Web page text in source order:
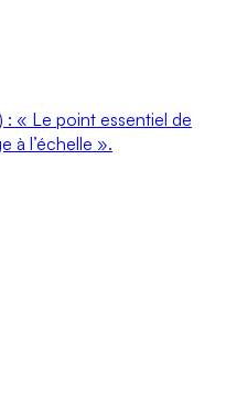
: « Le point essentiel de
à l’échelle ».